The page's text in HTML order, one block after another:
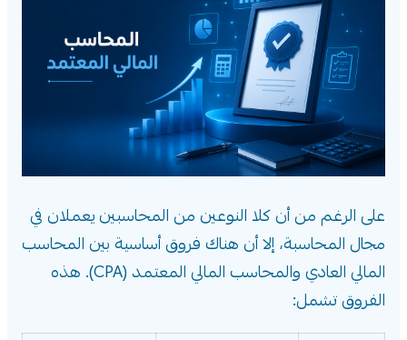
على الرغم من أن كلا النوعين من المحاسبين يعملان في
مجال المحاسبة، إلا أن هناك فروق أساسية بين المحاسب
المالي العادي والمحاسب المالي المعتمد (CPA). هذه
الفروق تشمل: